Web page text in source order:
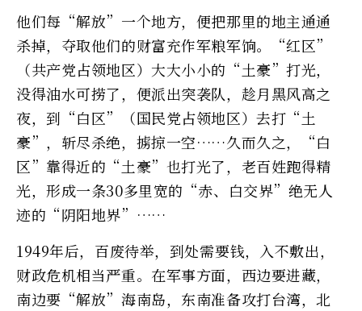
他们每“解放”一个地方，便把那里的地主通通
杀掉，夺取他们的财富充作军粮军饷。“红区”
（共产党占领地区）大大小小的“土豪”打光，
没得油水可捞了，便派出突袭队，趁月黑风高之
夜，到“白区”（国民党占领地区）去打“土
豪”，斩尽杀绝，掳掠一空……久而久之，“白
区”靠得近的“土豪”也打光了，老百姓跑得精
光，形成一条30多里宽的“赤、白交界”绝无人
迹的“阴阳地界”……
1949年后，百废待举，到处需要钱，入不敷出，
财政危机相当严重。在军事方面，西边要进藏，
南边要“解放”海南岛，东南准备攻打台湾，北